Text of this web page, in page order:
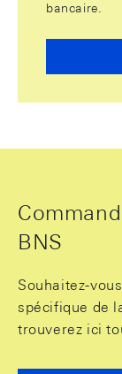
bancaire.
BNS
Souhaitez-
spécifique de
trouverez ici